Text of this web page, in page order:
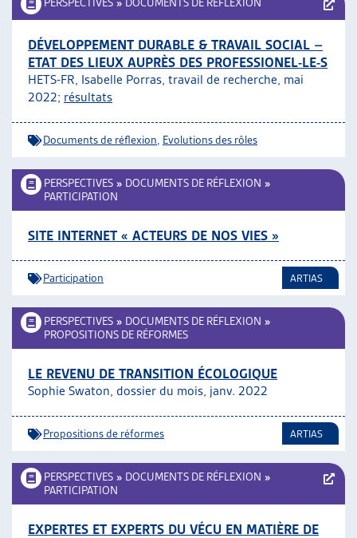
»
DÉVELOPPEMENT DURABLE & TRAVAIL SOCIAL –
ETAT DES LIEUX AUPRÈS DES PROFESSIONEL-LE-S
HETS-FR, Isabelle Porras, travail de recherche, mai
2022; résultats
Documents de réflexion Evolutions des rôles
PERSPECTIVES » DOCUMENTS DE RÉFLEXION »
PARTICIPATION
SITE INTERNET « ACTEURS DE NOS VIES »
Participation ARTIAS
PERSPECTIVES » DOCUMENTS DE RÉFLEXION »
PROPOSITIONS DE RÉFORMES
LE REVENU DE TRANSITION ÉCOLOGIQUE
Sophie Swaton, dossier du mois, janv. 2022
Propositions de réformes ARTIAS
PERSPECTIVES » DOCUMENTS DE RÉFLEXION »
PARTICIPATION
EXPERTES ET EXPERTS DU VÉCU EN MATIÈRE DE